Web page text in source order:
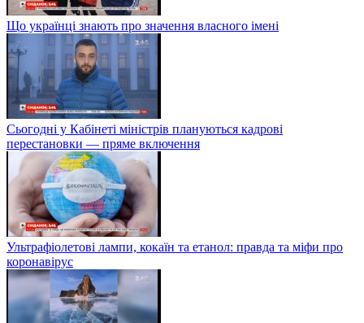
Що українці знають про значення власного імені
Сьогодні у Кабінеті міністрів плануються кадрові
перестановки — пряме включення
Ультрафіолетові лампи, кокаїн та етанол: правда та міфи про
коронавірус